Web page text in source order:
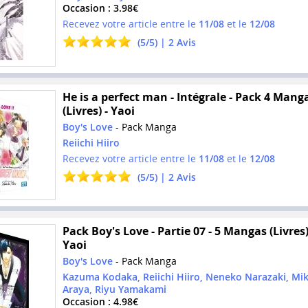
Occasion : 3.98€
Recevez votre article entre le 11/08et le 12/08
(5/5) | 2Avis
He is a perfect man - Intégrale - Pack 4
(Livres) - Yaoi
Boy's Love- Pack Manga
Reiichi Hiiro
Recevez votre article entre le 11/08et le 12/08
(5/5) | 2Avis
Pack Boy's Love - Partie 07 - 5 Mangas
Yaoi
Boy's Love- Pack Manga
Kazuma Kodaka, Reiichi Hiiro, Neneko Narazaki,
Araya, Riyu Yamakami
Occasion : 4.98€